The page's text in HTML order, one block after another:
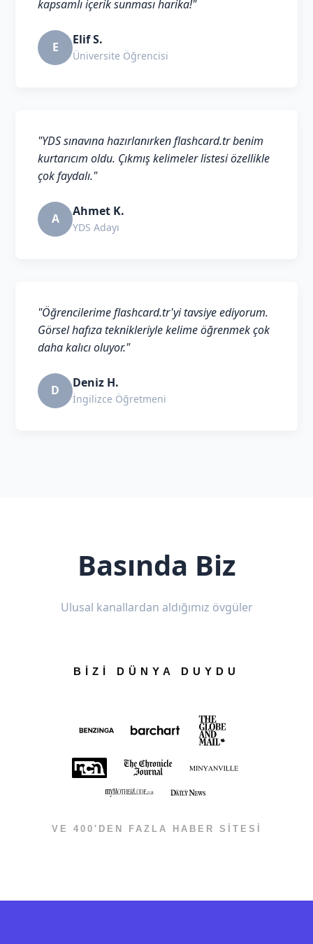
kapsamlı içerik sunması harika!"
E Elif S.
Üniversite Öğrencisi
"YDS sınavına hazırlanırken flashcard.tr benim
kurtarıcım oldu. Çıkmış kelimeler listesi özellikle
çok faydalı."
A Ahmet K.
YDS Adayı
"Öğrencilerime flashcard.tr'yi tavsiye ediyorum.
Görsel hafıza teknikleriyle kelime öğrenmek çok
daha kalıcı oluyor."
D Deniz H.
İngilizce Öğretmeni
Basında Biz
Ulusal kanallardan aldığımız övgüler
BİZİ DÜNYA DUYDU
VE 400'DEN FAZLA HABER SİTESİ